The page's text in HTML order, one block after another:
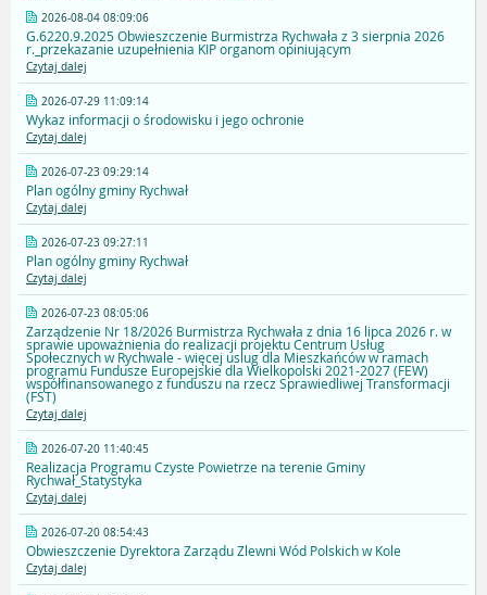
2026-08-04 08:09:06
G.6220.9.2025 Obwieszczenie Burmistrza Rychwała z 3 sierpnia 2026
r._przekazanie uzupełnienia KIP organom opiniującym
Czytaj dalej
2026-07-29 11:09:14
Wykaz informacji o środowisku i jego ochronie
Czytaj dalej
2026-07-23 09:29:14
Plan ogólny gminy Rychwał
Czytaj dalej
2026-07-23 09:27:11
Plan ogólny gminy Rychwał
Czytaj dalej
2026-07-23 08:05:06
Zarządzenie Nr 18/2026 Burmistrza Rychwała z dnia 16 lipca 2026 r. w
sprawie upoważnienia do realizacji projektu Centrum Usług
Społecznych w Rychwale - więcej uslug dla Mieszkańców w ramach
programu Fundusze Europejskie dla Wielkopolski 2021-2027 (FEW)
współfinansowanego z funduszu na rzecz Sprawiedliwej Transformacji
(FST)
Czytaj dalej
2026-07-20 11:40:45
Realizacja Programu Czyste Powietrze na terenie Gminy
Rychwał_Statystyka
Czytaj dalej
2026-07-20 08:54:43
Obwieszczenie Dyrektora Zarządu Zlewni Wód Polskich w Kole
Czytaj dalej